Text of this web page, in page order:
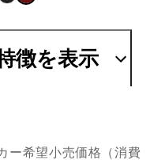
徴を表示
ー希望小売価格（消費